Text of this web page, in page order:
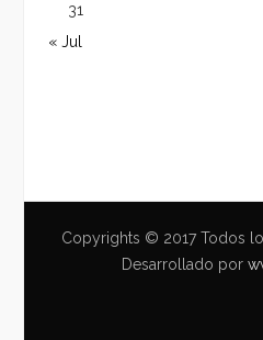
31
« Jul
Copyrights © 2017 Todos
Desarrollado por